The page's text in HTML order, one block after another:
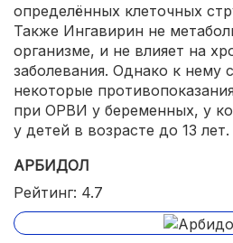
определённых клеточных
Также Ингавирин не
организме, и не влияет на
заболевания. Однако к нему
некоторые
при ОРВИ у беременных, у
у детей в возрасте до 13 лет.
АРБИДОЛ
Рейтинг: 4.7